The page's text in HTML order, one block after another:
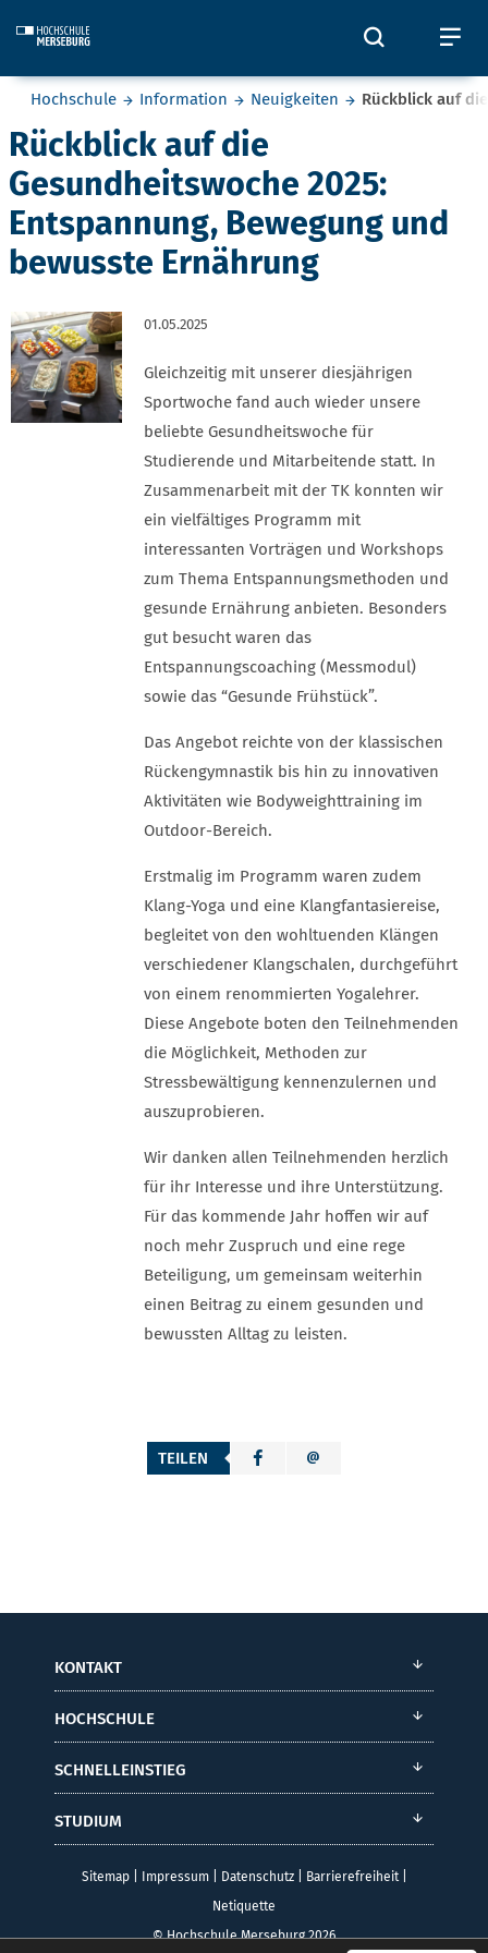
Öffnet
Sie befinden sich hier:
Hochschule Information Neuigkeiten Rückblick auf
Rückblick auf die
Gesundheitswoche 2025:
Entspannung, Bewegung und
bewusste Ernährung
01.05.2025
Gleichzeitig mit unserer diesjährigen
Sportwoche fand auch wieder unsere
beliebte Gesundheitswoche für
Studierende und Mitarbeitende statt. In
Zusammenarbeit mit der TK konnten wir
ein vielfältiges Programm mit
interessanten Vorträgen und Workshops
zum Thema Entspannungsmethoden und
gesunde Ernährung anbieten. Besonders
gut besucht waren das
Entspannungscoaching (Messmodul)
sowie das “Gesunde Frühstück”.
Das Angebot reichte von der klassischen
Rückengymnastik bis hin zu innovativen
Aktivitäten wie Bodyweighttraining im
Outdoor-Bereich.
Erstmalig im Programm waren zudem
Klang-Yoga und eine Klangfantasiereise,
begleitet von den wohltuenden Klängen
verschiedener Klangschalen, durchgeführt
von einem renommierten Yogalehrer.
Diese Angebote boten den Teilnehmenden
die Möglichkeit, Methoden zur
Stressbewältigung kennenzulernen und
auszuprobieren.
Wir danken allen Teilnehmenden herzlich
für ihr Interesse und ihre Unterstützung.
Für das kommende Jahr hoffen wir auf
noch mehr Zuspruch und eine rege
Beteiligung, um gemeinsam weiterhin
einen Beitrag zu einem gesunden und
bewussten Alltag zu leisten.
TEILEN
KONTAKT
HOCHSCHULE
SCHNELLEINSTIEG
STUDIUM
Sitemap| Impressum| Datenschutz| Barrierefreiheit|
Netiquette
© Hochschule Merseburg 2026